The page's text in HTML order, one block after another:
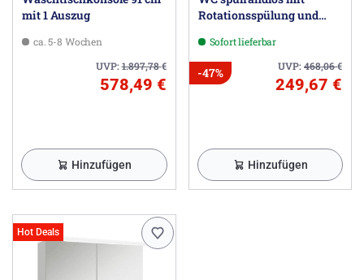
mit 1 Auszug
ca. 5-8 Wochen
UVP:1.897,78€
578,49 €
Hinzufügen
Rotationsspülung und
Sofort lieferbar
UVP:468,06€
-47%
249,67 €
Hinzufügen
Hot Deals